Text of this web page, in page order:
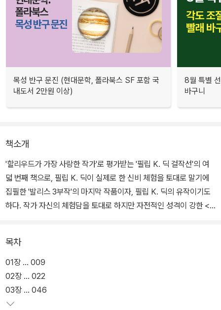
목성 반구 문진 (현대문학, 폴라북스 SF 포함 국
내도서 2만원 이상)
8월 특별
바구니
책소개
'할리우드가 가장 사랑한 작가'로 평가받는 '필립 K. 딕 걸작선'의 여
덟 번째 책으로, 필립 K. 딕이 실제로 한 신비 체험을 토대로 말기에
집필한 '발리스 3부작'의 마지막 작품이자, 필립 K. 딕의 유작이기도
하다. 작가 자신의 체험담을 토대로 하지만 자전적인 성격이 강한 <
티모시 아처는 성공회 주교이자 마틴 루서 킹 목사와 케네디 가의 일
원과 어깨를 나란히 한 시대의 명사다. 연설 청탁을 하러 온 키어스틴
과 내연의 관계를 맺기 전까지 그의 인생은 탄탄대로였다. 그 이후 티
모시 아처는 자신의 신앙을 위협하는 고문서의 존재를 알게 되고, 아
목차
01장 … 009
02장 … 022
03장 … 046